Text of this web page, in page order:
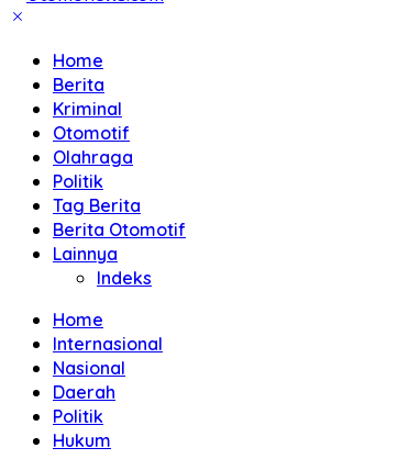
Home
Berita
Kriminal
Otomotif
Olahraga
Politik
Tag Berita
Berita Otomotif
Lainnya
Indeks
Home
Internasional
Nasional
Daerah
Politik
Hukum